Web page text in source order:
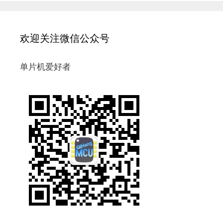
欢迎关注微信公众号
单片机爱好者